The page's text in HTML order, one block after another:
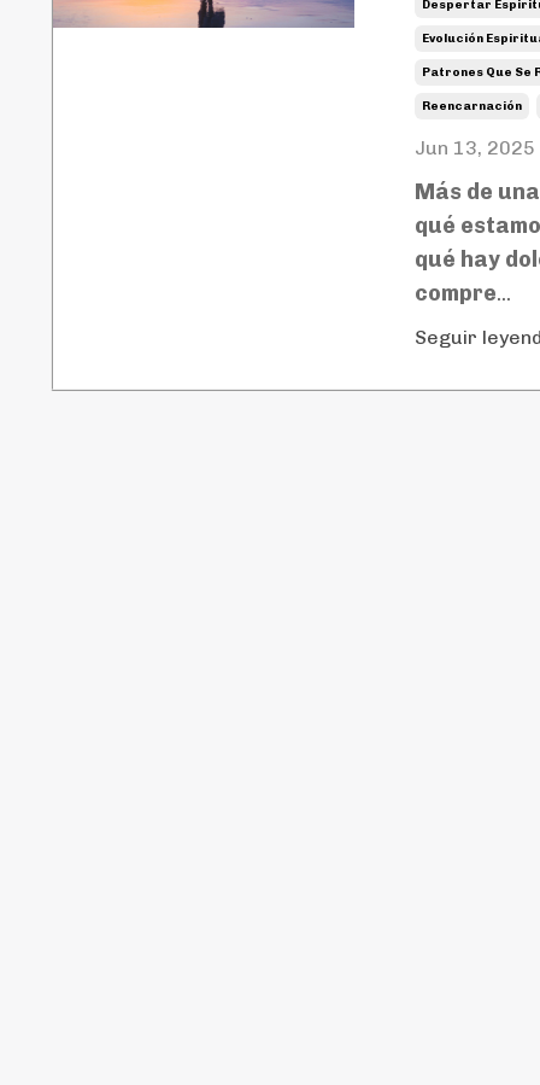
Despertar
Evolución
Patrones Que Se
Reencarnación
Jun 13, 2025
Más de
qué
qué hay
compre...
Seguir